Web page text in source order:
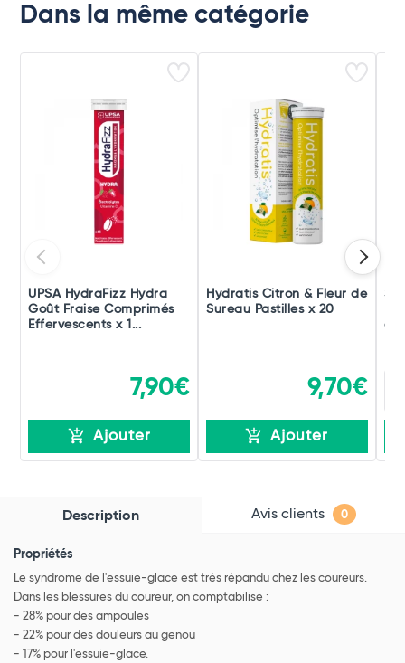
Dans la même catégorie
UPSA HydraFizz Hydra
Goût Fraise Comprimés
Effervescents x 1...
7,90€
Ajouter
Hydratis Citron & Fleur de
Sureau Pastilles x 20
9,70€
Ajouter
Description Avis clients 0
Propriétés
Le syndrome de l'essuie-glace est très répandu chez les coureurs.
Dans les blessures du coureur, on comptabilise :
- 28% pour des ampoules
- 22% pour des douleurs au genou
- 17% pour l'essuie-glace.